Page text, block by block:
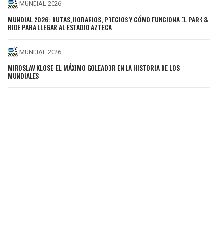
MUNDIAL 2026
MUNDIAL 2026: RUTAS, HORARIOS, PRECIOS Y CÓMO FUNCIONA EL PARK &
RIDE PARA LLEGAR AL ESTADIO AZTECA
MUNDIAL 2026
MIROSLAV KLOSE, EL MÁXIMO GOLEADOR EN LA HISTORIA DE LOS
MUNDIALES